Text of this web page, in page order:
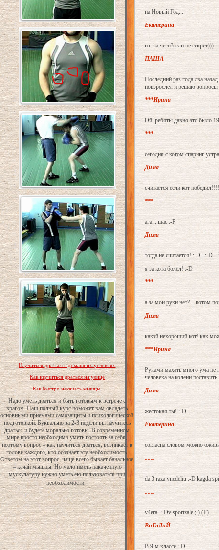
Научиться драться в домашних условиях
Как научиться драться на улице
Как быстро накачать мышцы.
Надо уметь драться и быть готовым к встрече с
врагом. Наш полный курс поможет вам овладеть
основными приемами самозащиты и психологической
подготовкой. Буквально за 2-3 недели вы научитесь
драться и будете морально готовы. В современном
мире просто необходимо уметь постоять за себя,
поэтому вопрос – как научиться драться, возникает в
голове каждого, кто осознает эту необходимость.
Ответом на этот вопрос, чаще всего бывает банальное
– качай мышцы. Но мало иметь накаченную
мускулатуру нужно уметь ею пользоваться при
необходимости.
на Новый Год...
Екатерина
из -за чего?если не секрет)))
ПАША
Последний раз года два
повзрослел и решаю
***Ирина
Ой, ребяты давно это было
***
сегодня с котом спаринг
Дима
считается если кот
***
ага....щас :-P
Дима
тогда не считается! :-D :-D
я за кота болел! :-D
***
а за мои руки нет?....потом
Дима
какой нехороший кот! как
***Ирина
Руками махать много ума не
человека на колени
Дима
жестокая ты! :-D
Екатерина
согласна.словом можно
.......
da 3 raza vnedeliu :-D kagda
.......
v4era :-Dv sportzale ;-) (F)
ВиТаЛиЙ
В 9-м классе :-D